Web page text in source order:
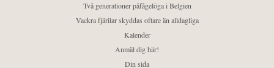
Två generationer påfågelöga i Belgien
Vackra fjärilar skyddas oftare än alldagliga
Kalender
Anmäl dig här!
Din sida